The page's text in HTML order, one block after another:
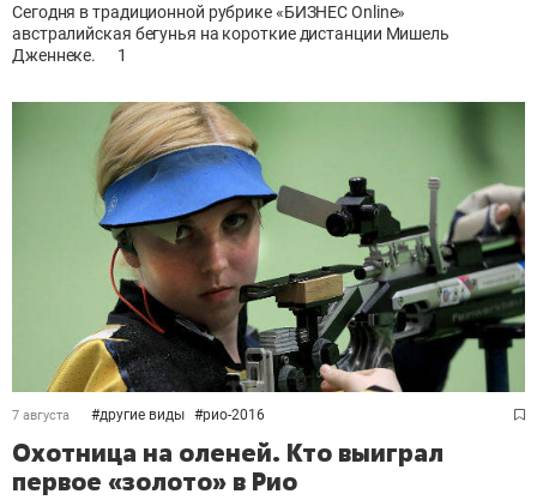
Сегодня в традиционной рубрике «БИЗНЕС Online»
австралийская бегунья на короткие дистанции Мишель
Дженнеке.
1
7 августа #другие виды #рио-2016
Охотница на оленей. Кто выиграл
первое «золото» в Рио